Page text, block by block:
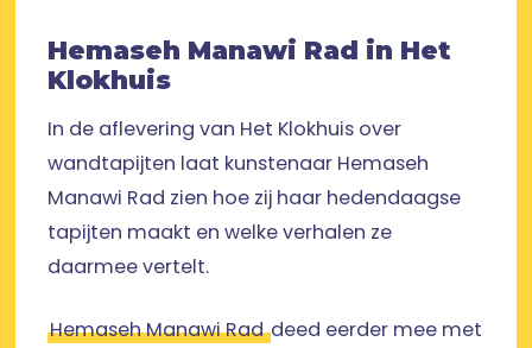
Hemaseh Manawi Rad in Het
Klokhuis
In de aflevering van Het Klokhuis over
wandtapijten laat kunstenaar Hemaseh
Manawi Rad zien hoe zij haar hedendaagse
tapijten maakt en welke verhalen ze
daarmee vertelt.
Hemaseh Manawi Raddeed eerder mee met